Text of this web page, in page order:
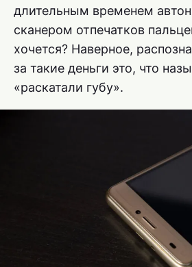
длительным временем
сканером отпечатков
хочется? Наверное,
за такие деньги это, что
«раскатали губу».